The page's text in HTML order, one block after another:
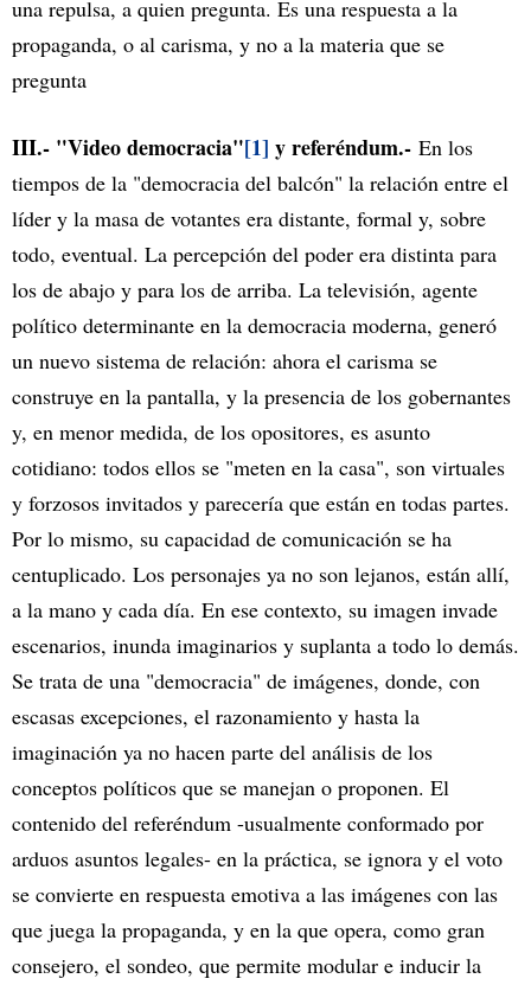
una repulsa, a quien pregunta. Es una respuesta a la
propaganda, o al carisma, y no a la materia que se
pregunta
III.- "Video democracia"[1] y referéndum.- En los
tiempos de la "democracia del balcón" la relación entre el
líder y la masa de votantes era distante, formal y, sobre
todo, eventual. La percepción del poder era distinta para
los de abajo y para los de arriba. La televisión, agente
político determinante en la democracia moderna, generó
un nuevo sistema de relación: ahora el carisma se
construye en la pantalla, y la presencia de los gobernantes
y, en menor medida, de los opositores, es asunto
cotidiano: todos ellos se "meten en la casa", son virtuales
y forzosos invitados y parecería que están en todas partes.
Por lo mismo, su capacidad de comunicación se ha
centuplicado. Los personajes ya no son lejanos, están allí,
a la mano y cada día. En ese contexto, su imagen invade
escenarios, inunda imaginarios y suplanta a todo lo demás.
Se trata de una "democracia" de imágenes, donde, con
escasas excepciones, el razonamiento y hasta la
imaginación ya no hacen parte del análisis de los
conceptos políticos que se manejan o proponen. El
contenido del referéndum -usualmente conformado por
arduos asuntos legales- en la práctica, se ignora y el voto
se convierte en respuesta emotiva a las imágenes con las
que juega la propaganda, y en la que opera, como gran
consejero, el sondeo, que permite modular e inducir la